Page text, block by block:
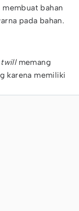
bahan
pada bahan.
twillmemang
karena memiliki